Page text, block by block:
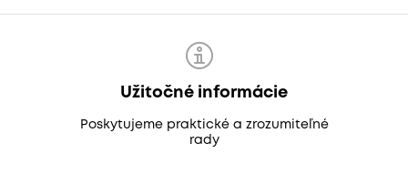
Užitočné informácie
Poskytujeme praktické a zrozumiteľné
rady